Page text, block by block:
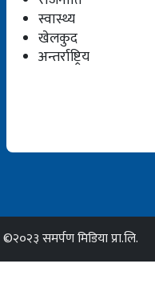
स्वास्थ्य
खेलकुद
अन्तर्राष्ट्रिय
©२०२३ समर्पण मिडिया प्रा.लि.